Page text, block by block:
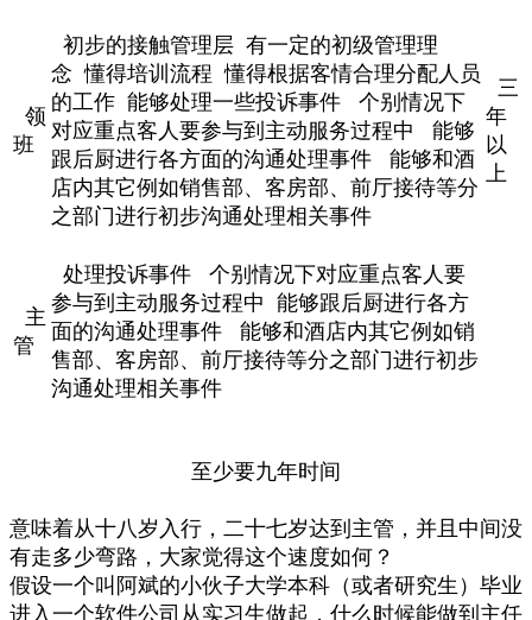
领
班
初步的接触管理层 有一定的初级管理理
念 懂得培训流程 懂得根据客情合理分配人员
的工作 能够处理一些投诉事件 个别情况下
对应重点客人要参与到主动服务过程中 能够
跟后厨进行各方面的沟通处理事件 能够和酒
店内其它例如销售部、客房部、前厅接待等分
之部门进行初步沟通处理相关事件
三
年
以
上
主
管
处理投诉事件 个别情况下对应重点客人要
参与到主动服务过程中 能够跟后厨进行各方
面的沟通处理事件 能够和酒店内其它例如销
售部、客房部、前厅接待等分之部门进行初步
沟通处理相关事件
至少要九年时间
意味着从十八岁入行，二十七岁达到主管，并且中间没
有走多少弯路，大家觉得这个速度如何？
假设一个叫阿斌的小伙子大学本科（或者研究生）毕业
进入一个软件公司从实习生做起，什么时候能做到主任